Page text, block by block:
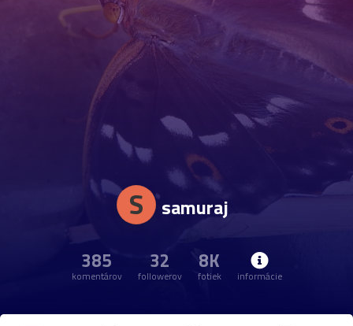
S samuraj
385
komentárov
32
followerov
8K
fotiek informácie